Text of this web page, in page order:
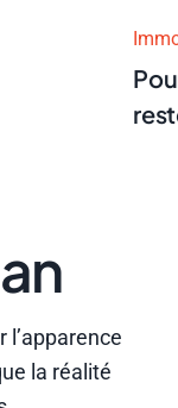
l’apparence
la réalité